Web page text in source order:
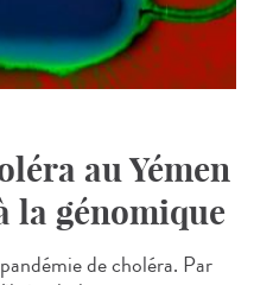
au Yémen
la génomique
de choléra. Par